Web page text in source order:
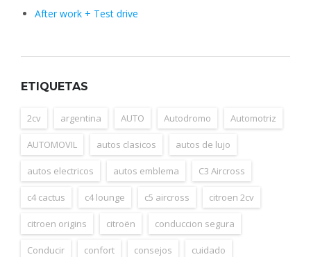
After work + Test drive
ETIQUETAS
2cv argentina AUTO Autodromo Automotriz
AUTOMOVIL autos clasicos autos de lujo
autos electricos autos emblema C3 Aircross
c4 cactus c4 lounge c5 aircross citroen 2cv
citroen origins citroën conduccion segura
Conducir confort consejos cuidado